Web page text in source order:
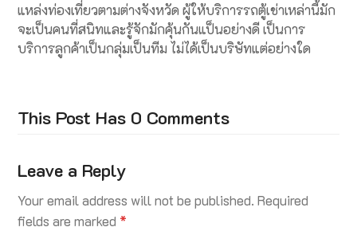
แหล่งท่องเที่ยวตามต่างจังหวัด ผู้ให้บริการรถตู้เช่าเหล่านี้มัก
จะเป็นคนที่สนิทและรู้จักมักคุ้นกันแป็นอย่างดี เป็นการ
บริการลูกค้าเป็นกลุ่มเป็นทีม ไม่ได้เป็นบริษัทแต่อย่างใด
This Post Has 0 Comments
Leave a Reply
Your email address will not be published. Required
fields are marked *